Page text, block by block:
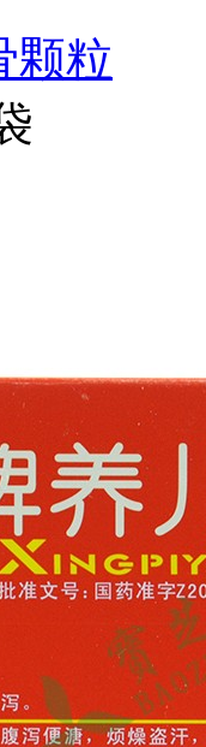
颗粒